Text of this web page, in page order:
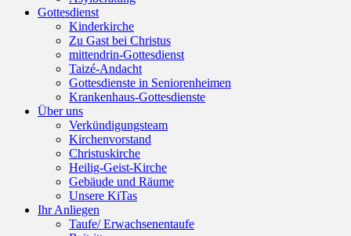
Gottesdienst
Kinderkirche
Zu Gast bei Christus
mittendrin-Gottesdienst
Taizé-Andacht
Gottesdienste in Seniorenheimen
Krankenhaus-Gottesdienste
Über uns
Verkündigungsteam
Kirchenvorstand
Christuskirche
Heilig-Geist-Kirche
Gebäude und Räume
Unsere KiTas
Ihr Anliegen
Taufe/ Erwachsenentaufe